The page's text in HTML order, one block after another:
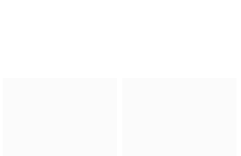
但故乡
人类一员的机器人，拥有神经机械与人工智
与强烈情感被视为危险残留，只能封存在“情